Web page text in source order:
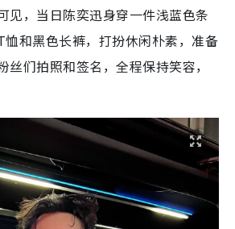
见，当日陈奕迅身穿一件浅蓝色条
和黑色长裤，打扮休闲朴素，准备
丝们拍照和签名，全程保持笑容，